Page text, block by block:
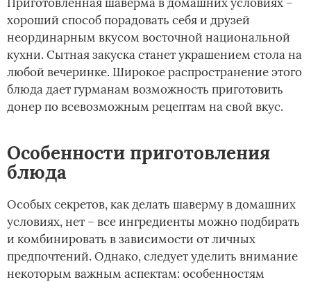
хороший способ порадовать себя и друзей
неординарным вкусом восточной национальной
кухни. Сытная закуска станет украшением стола на
любой вечеринке. Широкое распространение этого
блюда дает гурманам возможность приготовить
донер по всевозможным рецептам на свой вкус.
Особенности приготовления
блюда
Особых секретов, как делать шаверму в домашних
условиях, нет – все ингредиенты можно подбирать
и комбинировать в зависимости от личных
предпочтений. Однако, следует уделить внимание
некоторым важным аспектам: особенностям